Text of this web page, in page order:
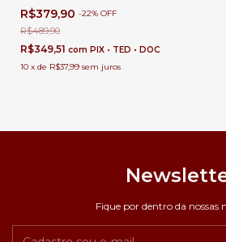
Balcão de Cozinha, Cabeceira
de Cama e Lavabo.
R$379,90 -22% OFF
R$489,90
R$349,51 com PIX • TED • DOC
10 x de R$37,99 sem juros
Fique por dentro da nossas